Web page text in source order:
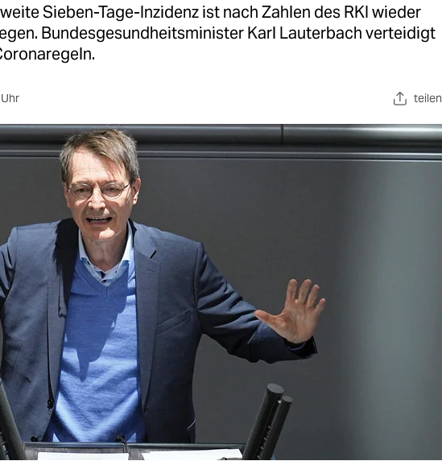
Sieben-Tage-Inzidenz ist nach Zahlen des RKI wieder
Bundesgesundheitsminister Karl Lauterbach verteidigt
teilen